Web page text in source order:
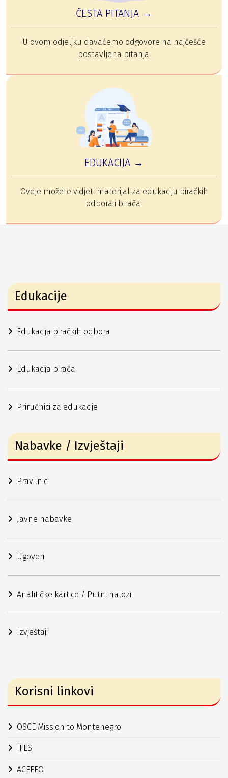
ČESTA PITANJA →
U ovom odjeljku davaćemo odgovore na najčešće
postavljena pitanja.
EDUKACIJA →
Ovdje možete vidjeti materijal za edukaciju biračkih
odbora i birača.
Edukacije
Edukacija biračkih odbora
Edukacija birača
Priručnici za edukacije
Nabavke / Izvještaji
Pravilnici
Javne nabavke
Ugovori
Analitičke kartice / Putni nalozi
Izvještaji
Korisni linkovi
OSCE Mission to Montenegro
IFES
ACEEEO